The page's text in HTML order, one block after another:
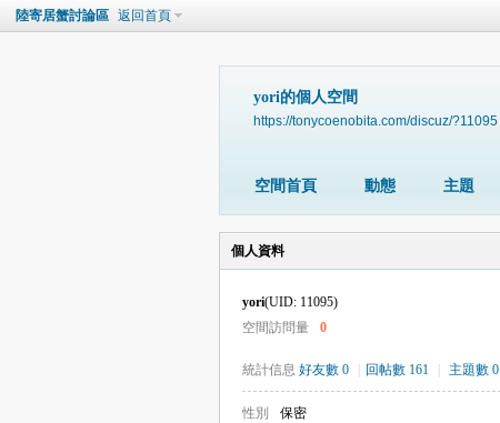
陸寄居蟹討論區 返回首頁
yori的個人空間
https://tonycoenobita.com/discuz/?11095
空間首頁 動態 主題
個人資料
yori(UID: 11095)
空間訪問量
0
統計信息 好友數 0 回帖數 161 主題數 0
性別 保密